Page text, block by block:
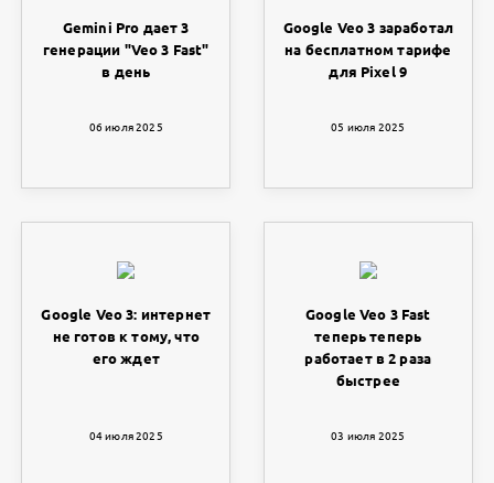
Gemini Pro дает 3
генерации "Veo 3 Fast"
в день
06 июля 2025
Google Veo 3 заработал
на бесплатном тарифе
для Pixel 9
05 июля 2025
Google Veo 3: интернет
не готов к тому, что
его ждет
04 июля 2025
Google Veo 3 Fast
теперь теперь
работает в 2 раза
быстрее
03 июля 2025